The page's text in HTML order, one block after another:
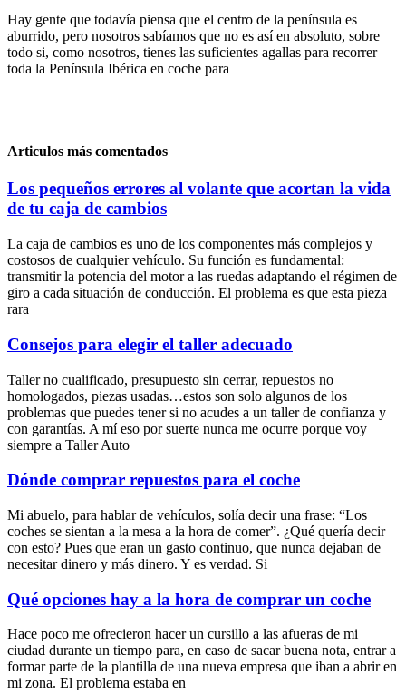
Hay gente que todavía piensa que el centro de la península es
aburrido, pero nosotros sabíamos que no es así en absoluto, sobre
todo si, como nosotros, tienes las suficientes agallas para recorrer
toda la Península Ibérica en coche para
Articulos más comentados
Los pequeños errores al volante que acortan la vida
de tu caja de cambios
La caja de cambios es uno de los componentes más complejos y
costosos de cualquier vehículo. Su función es fundamental:
transmitir la potencia del motor a las ruedas adaptando el régimen de
giro a cada situación de conducción. El problema es que esta pieza
rara
Consejos para elegir el taller adecuado
Taller no cualificado, presupuesto sin cerrar, repuestos no
homologados, piezas usadas…estos son solo algunos de los
problemas que puedes tener si no acudes a un taller de confianza y
con garantías. A mí eso por suerte nunca me ocurre porque voy
siempre a Taller Auto
Dónde comprar repuestos para el coche
Mi abuelo, para hablar de vehículos, solía decir una frase: “Los
coches se sientan a la mesa a la hora de comer”. ¿Qué quería decir
con esto? Pues que eran un gasto continuo, que nunca dejaban de
necesitar dinero y más dinero. Y es verdad. Si
Qué opciones hay a la hora de comprar un coche
Hace poco me ofrecieron hacer un cursillo a las afueras de mi
ciudad durante un tiempo para, en caso de sacar buena nota, entrar a
formar parte de la plantilla de una nueva empresa que iban a abrir en
mi zona. El problema estaba en